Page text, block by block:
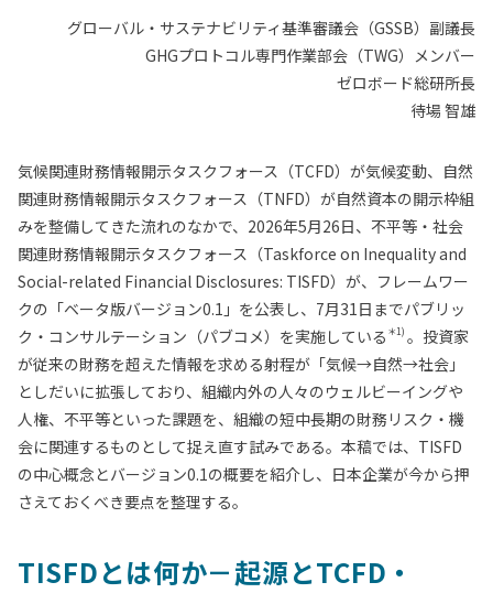
グローバル・サステナビリティ基準審議会（GSSB）副議長
GHGプロトコル専門作業部会（TWG）メンバー
ゼロボード総研所長
待場 智雄
気候関連財務情報開示タスクフォース（TCFD）が気候変動、自然
関連財務情報開示タスクフォース（TNFD）が自然資本の開示枠組
みを整備してきた流れのなかで、2026年5月26日、不平等・社会
関連財務情報開示タスクフォース（Taskforce on Inequality and
Social-related Financial Disclosures: TISFD）が、フレームワー
クの「ベータ版バージョン0.1」を公表し、7月31日までパブリッ
ク・コンサルテーション（パブコメ）を実施している ＊1) 。投資家
が従来の財務を超えた情報を求める射程が「気候→自然→社会」
としだいに拡張しており、組織内外の人々のウェルビーイングや
人権、不平等といった課題を、組織の短中長期の財務リスク・機
会に関連するものとして捉え直す試みである。本稿では、TISFD
の中心概念とバージョン0.1の概要を紹介し、日本企業が今から押
さえておくべき要点を整理する。
TISFDとは何か－起源とTCFD・